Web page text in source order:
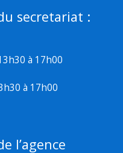
secretariat :
à 17h00
à 17h00
l’agence